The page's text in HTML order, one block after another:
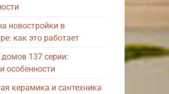
новостройки в
как это работает
137 серии:
особенности
керамика и сантехника